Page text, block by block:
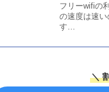
フリーwifiの
の速度は速
す…
＼